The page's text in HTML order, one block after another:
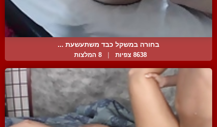
בחורה במשקל כבד משתעשעת ...
8638 צפיות 8 המלצות